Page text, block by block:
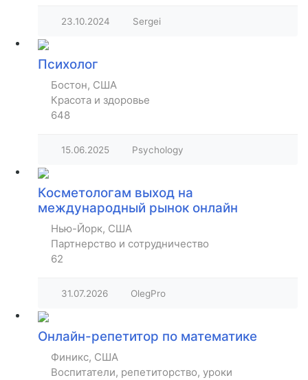
23.10.2024 Sergei
Психолог
Бостон, США
Красота и здоровье
648
15.06.2025 Psychology
Косметологам выход на
международный рынок онлайн
Нью-Йорк, США
Партнерство и сотрудничество
62
31.07.2026 OlegPro
Онлайн-репетитор по математике
Финикс, США
Воспитатели, репетиторство, уроки